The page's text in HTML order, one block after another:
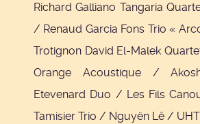
Richard Galliano Tangaria
/ Renaud Garcia Fons Trio «
Trotignon David El-Malek
Orange Acoustique /
Etevenard Duo / Les Fils
Tamisier Trio / Nguyën Lê / UHT